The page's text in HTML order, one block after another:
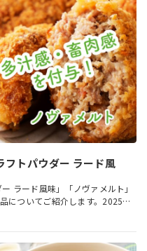
トパウダー ラード風
ラード風味」「ノヴァメルト」
についてご紹介します。2025年
のケーキミックス」もぜひあわ